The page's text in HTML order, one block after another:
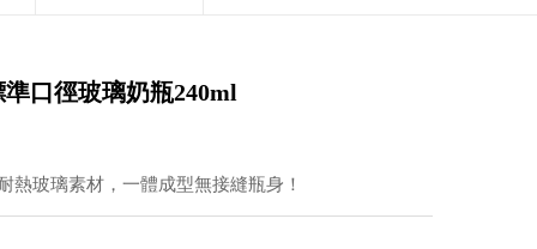
口徑玻璃奶瓶240ml
熱玻璃素材，一體成型無接縫瓶身！